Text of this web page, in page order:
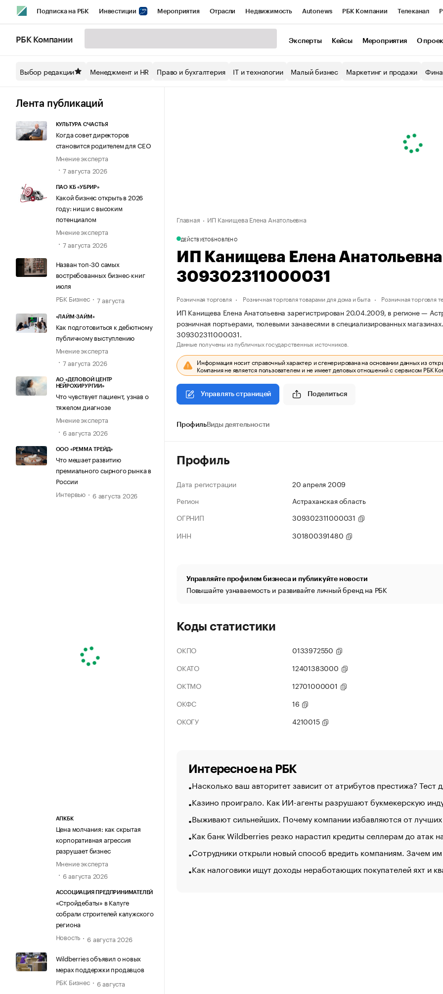
Подписка на РБК Инвестиции Мероприятия Отрасли Недвижимость Autonews РБК Компании Телеканал
Спецпроекты СПб Конференции СПб Спецпроекты Экономика Бизнес
Технологии и медиа
РБК Компании Эксперты Кейсы Мероприятия О
Выбор редакции Менеджмент и HR Право и бухгалтерия IT и технологии Малый бизнес Маркетинг и продажи
Лента публикаций
КУЛЬТУРА СЧАСТЬЯ
Когда совет директоров
становится родителем для CEO
Мнение эксперта
7 августа 2026
ПАО КБ «УБРИР»
Какой бизнес открыть в 2026
году: ниши с высоким
потенциалом
Мнение эксперта
7 августа 2026
Назван топ-30 самых
востребованных бизнес-книг
июля
РБК Бизнес
7 августа
«ЛАЙМ-ЗАЙМ»
Как подготовиться к дебютному
публичному выступлению
Мнение эксперта
7 августа 2026
АО «ДЕЛОВОЙ ЦЕНТР
НЕЙРОХИРУРГИИ»
Что чувствует пациент, узнав о
тяжелом диагнозе
Мнение эксперта
6 августа 2026
ООО «РЕММА ТРЕЙД»
Что мешает развитию
премиального сырного рынка в
России
Интервью
6 августа 2026
АПКБК
Цена молчания: как скрытая
корпоративная агрессия
разрушает бизнес
Мнение эксперта
6 августа 2026
АССОЦИАЦИЯ ПРЕДПРИНИМАТЕЛЕЙ
«Стройдебаты» в Калуге
собрали строителей калужского
региона
Новость
6 августа 2026
Wildberries объявил о новых
мерах поддержки продавцов
РБК Бизнес
6 августа
Главная ИП Канищева Елена Анатольевна
ДЕЙСТВУЕТОБНОВЛЕНО
ИП Канищева Елена
309302311000031
Розничная торговля Розничная торговля товарами для дома и быта Розничная торговля
ИП Канищева Елена Анатольевна зарегистрирован 20.04.2009, в регионе —
розничная портьерами, тюлевыми занавесями в специализированных
309302311000031.
Данные получены из публичных государственных источников.
Информация носит справочный характер и сгенерирована на основании данных из
Компания не является пользователем и не имеет деловых отношений с сервисом РБК
Управлять страницей Поделиться
ПрофильВиды деятельности
Профиль
Дата регистрации
20 апреля 2009
Регион
Астраханская область
ОГРНИП
309302311000031
ИНН
301800391480
Управляйте профилем бизнеса и публикуйте новости
Повышайте узнаваемость и развивайте личный бренд на РБК
Коды статистики
ОКПО
0133972550
ОКАТО
12401383000
ОКТМО
12701000001
ОКФС
16
ОКОГУ
4210015
Интересное на РБК
Насколько ваш авторитет зависит от атрибутов престижа? Тест
Казино проиграло. Как ИИ-агенты разрушают букмекерскую
Выживают сильнейших. Почему компании избавляются от лучших
Как банк Wildberries резко нарастил кредиты селлерам до атак
Сотрудники открыли новый способ вредить компаниям. Зачем
Как налоговики ищут доходы неработающих покупателей яхт и